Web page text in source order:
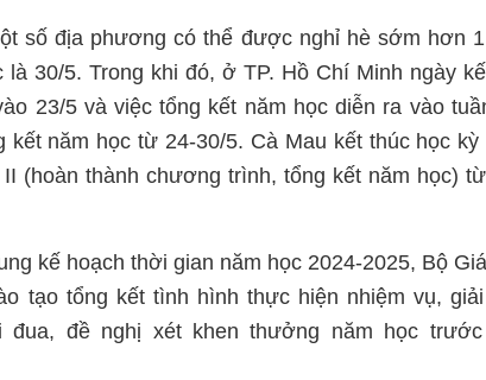
số địa phương có thể được nghỉ hè sớm hơn
30/5. Trong khi đó, ở TP. Hồ Chí Minh ngày
23/5 và việc tổng kết năm học diễn ra vào
năm học từ 24-30/5. Cà Mau kết thúc học kỳ
(hoàn thành chương trình, tổng kết năm học)
kế hoạch thời gian năm học 2024-2025, Bộ
tạo tổng kết tình hình thực hiện nhiệm vụ,
đề nghị xét khen thưởng năm học trước